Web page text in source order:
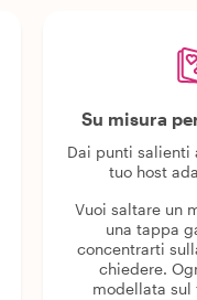
Su misura
Dai punti salienti
tuo host
Vuoi saltare un
una tappa
concentrarti
chiedere.
modellata sul